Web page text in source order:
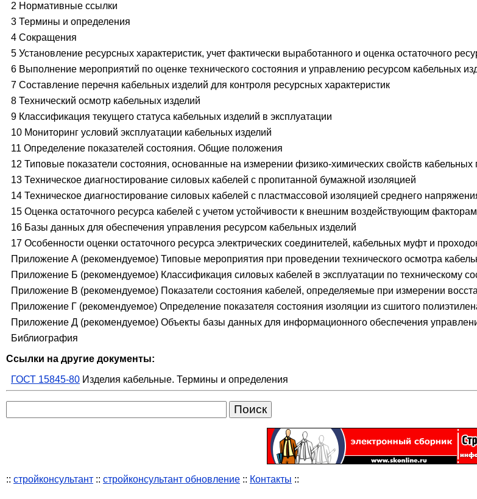
2 Нормативные ссылки
3 Термины и определения
4 Сокращения
5 Установление ресурсных характеристик, учет фактически выработанного и оценка остаточного
6 Выполнение мероприятий по оценке технического состояния и управлению ресурсом кабельных
7 Составление перечня кабельных изделий для контроля ресурсных характеристик
8 Технический осмотр кабельных изделий
9 Классификация текущего статуса кабельных изделий в эксплуатации
10 Мониторинг условий эксплуатации кабельных изделий
11 Определение показателей состояния. Общие положения
12 Типовые показатели состояния, основанные на измерении физико-химических свойств
13 Техническое диагностирование силовых кабелей с пропитанной бумажной изоляцией
14 Техническое диагностирование силовых кабелей с пластмассовой изоляцией среднего
15 Оценка остаточного ресурса кабелей с учетом устойчивости к внешним воздействующим
16 Базы данных для обеспечения управления ресурсом кабельных изделий
17 Особенности оценки остаточного ресурса электрических соединителей, кабельных муфт и
Приложение А (рекомендуемое) Типовые мероприятия при проведении технического осмотра
Приложение Б (рекомендуемое) Классификация силовых кабелей в эксплуатации по техническому
Приложение В (рекомендуемое) Показатели состояния кабелей, определяемые при измерении
Приложение Г (рекомендуемое) Определение показателя состояния изоляции из сшитого
Приложение Д (рекомендуемое) Объекты базы данных для информационного обеспечения
Библиография
Ссылки на другие документы:
ГОСТ 15845-80 Изделия кабельные. Термины и определения
:: стройконсультант :: стройконсультант обновление :: Контакты ::